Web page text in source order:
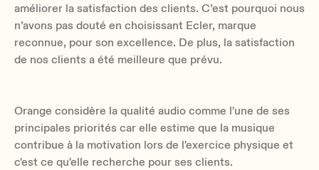
améliorer la satisfaction des clients. C’est pourquoi nous
n’avons pas douté en choisissant Ecler, marque
reconnue, pour son excellence. De plus, la satisfaction
de nos clients a été meilleure que prévu.
Orange considère la qualité audio comme l'une de ses
principales priorités car elle estime que la musique
contribue à la motivation lors de l'exercice physique et
c'est ce qu'elle recherche pour ses clients.